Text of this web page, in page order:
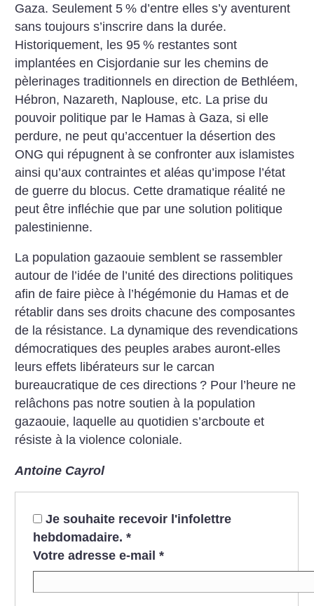
Gaza. Seulement 5 % d’entre elles s’y aventurent
sans toujours s’inscrire dans la durée.
Historiquement, les 95 % restantes sont
implantées en Cisjordanie sur les chemins de
pèlerinages traditionnels en direction de Bethléem,
Hébron, Nazareth, Naplouse, etc. La prise du
pouvoir politique par le Hamas à Gaza, si elle
perdure, ne peut qu’accentuer la désertion des
ONG qui répugnent à se confronter aux islamistes
ainsi qu’aux contraintes et aléas qu’impose l’état
de guerre du blocus. Cette dramatique réalité ne
peut être infléchie que par une solution politique
palestinienne.
La population gazaouie semblent se rassembler
autour de l’idée de l’unité des directions politiques
afin de faire pièce à l’hégémonie du Hamas et de
rétablir dans ses droits chacune des composantes
de la résistance. La dynamique des revendications
démocratiques des peuples arabes auront-elles
leurs effets libérateurs sur le carcan
bureaucratique de ces directions ? Pour l’heure ne
relâchons pas notre soutien à la population
gazaouie, laquelle au quotidien s’arcboute et
résiste à la violence coloniale.
Antoine Cayrol
Je souhaite recevoir l'infolettre
hebdomadaire. *
Votre adresse e-mail *